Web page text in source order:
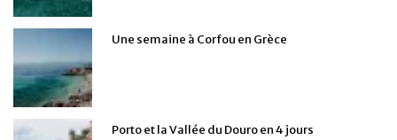
Une semaine à Corfou en Grèce
Porto et la Vallée du Douro en 4 jours